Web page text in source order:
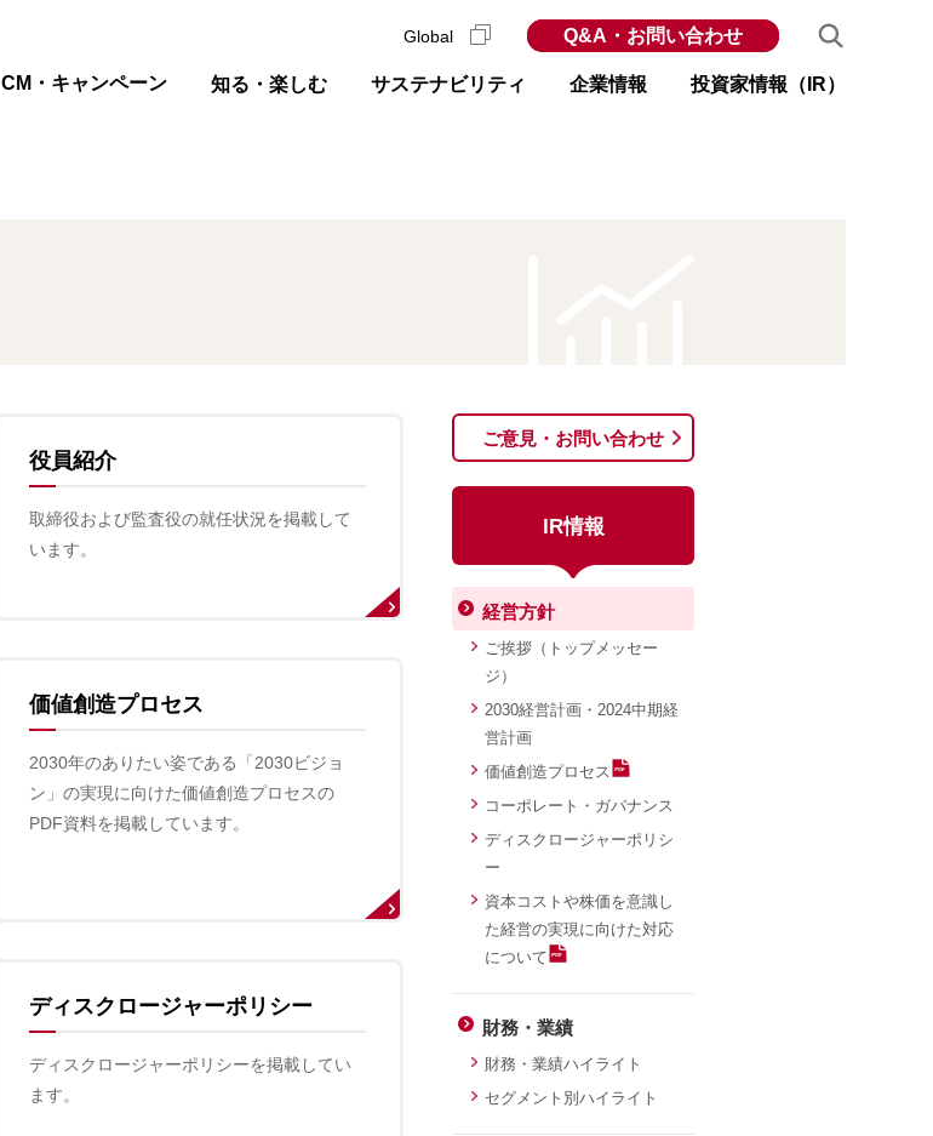
CM・キャンペーン 知る・楽しむ サステナビリティ 企業情報 投資家情報（IR）
Global Q&A・お問い合わせ
役員紹介
取締役および監査役の就任状況を掲載して
います。
価値創造プロセス
2030年のありたい姿である「2030ビジョ
ン」の実現に向けた価値創造プロセスの
PDF資料を掲載しています。
ディスクロージャーポリシー
ディスクロージャーポリシーを掲載してい
ます。
ご意見・お問い合わせ
IR情報
経営方針
ご挨拶（トップメッセー
ジ）
2030経営計画・2024中期経
営計画
価値創造プロセス
コーポレート・ガバナンス
ディスクロージャーポリシ
ー
資本コストや株価を意識し
た経営の実現に向けた対応
について
財務・業績
財務・業績ハイライト
セグメント別ハイライト